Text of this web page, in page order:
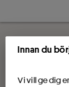
Innan du
Vi vill ge dig